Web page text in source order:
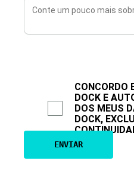
CONCORDO
DOCK E
DOS MEUS
DOCK,